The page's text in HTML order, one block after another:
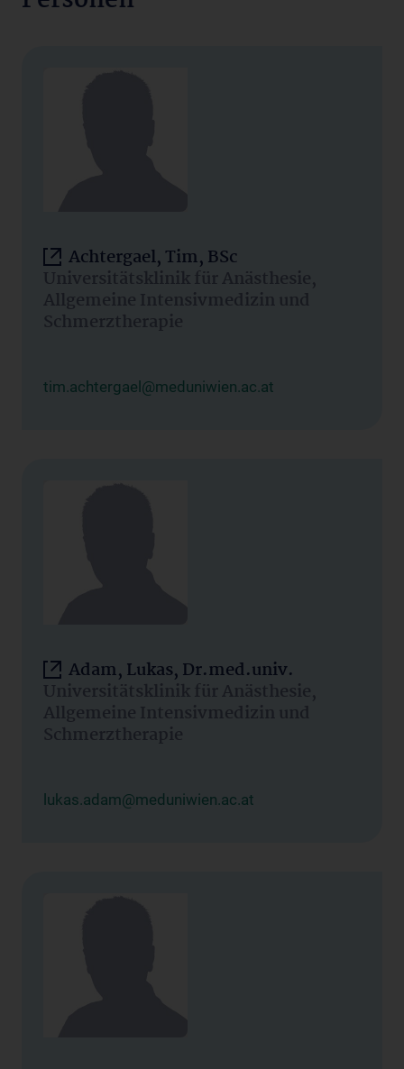
Achtergael, Tim, BSc
Universitätsklinik für Anästhesie,
Allgemeine Intensivmedizin und
Schmerztherapie
tim.achtergael@meduniwien.ac.at
Adam, Lukas, Dr.med.univ.
Universitätsklinik für Anästhesie,
Allgemeine Intensivmedizin und
Schmerztherapie
lukas.adam@meduniwien.ac.at